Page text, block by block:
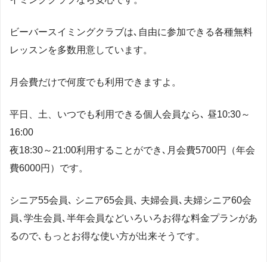
ビーバースイミングクラブは､自由に参加できる各種無料
レッスンを多数用意しています。
月会費だけで何度でも利用できますよ。
平日、土、いつでも利用できる個人会員なら､ 昼10:30～
16:00
夜18:30～21:00利用することができ､月会費5700円（年会
費6000円）です。
シニア55会員､ シニア65会員､ 夫婦会員､夫婦シニア60会
員､学生会員､半年会員などいろいろお得な料金プランがあ
るので､もっとお得な使い方が出来そうです。